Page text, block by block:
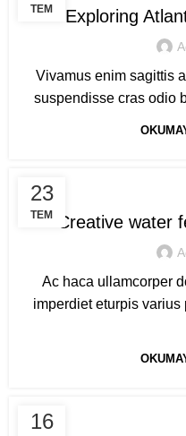
TEM Exploring
Vivamus enim sagittis
suspendisse cras odio
23
TEM
DECORATION
Creative water
Ac haca ullamcorper
imperdiet eturpis
16DECORATION